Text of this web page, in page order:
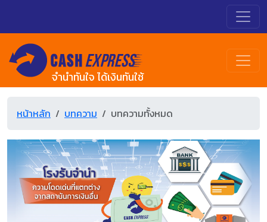
จำนำทันใจ ได้เงินทันใช้
หน้าหลัก บทความ บทความทั้งหมด